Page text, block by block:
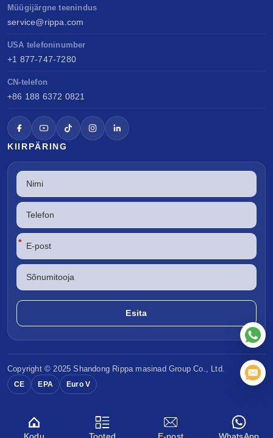
Müügijärgne teenindus
service@rippa.com
USA telefoninumber
+1 877-747-7280
CN-telefon
+86 188 6372 0821
KIIRPÄRING
*
Copyright © 2025 Shandong Rippa masinad Group Co., Ltd.
CE EPA Euro V